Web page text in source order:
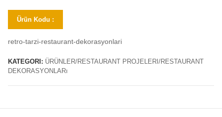
Ürün Kodu :
retro-tarzi-restaurant-dekorasyonlari
KATEGORI: ÜRÜNLER/RESTAURANT PROJELERI/RESTAURANT
DEKORASYONLARı